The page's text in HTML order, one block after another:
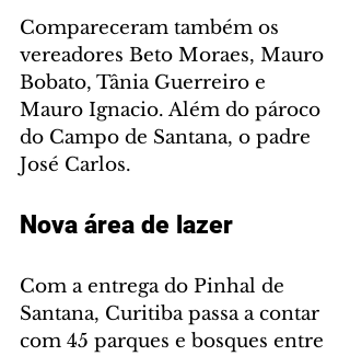
Compareceram também os
vereadores Beto Moraes, Mauro
Bobato, Tânia Guerreiro e
Mauro Ignacio. Além do pároco
do Campo de Santana, o padre
José Carlos.
Nova área de lazer
Com a entrega do Pinhal de
Santana, Curitiba passa a contar
com 45 parques e bosques entre